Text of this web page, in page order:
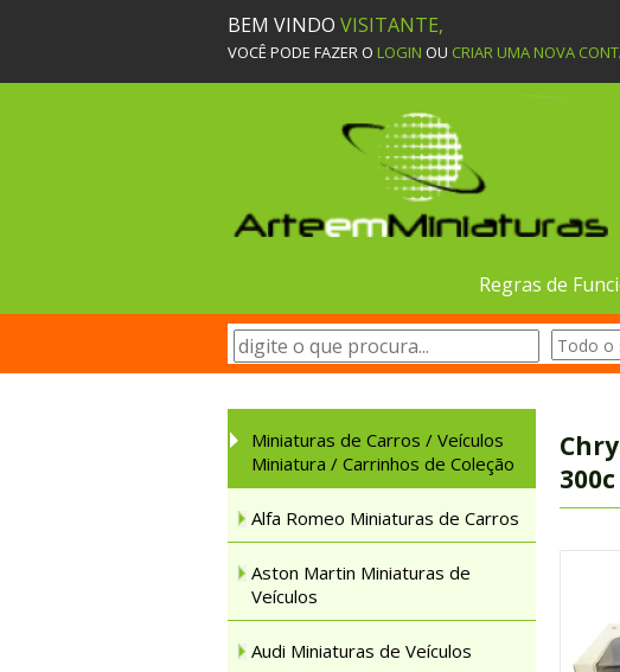
BEM VINDO VISITANTE,
VOCÊ PODE FAZER O LOGIN OU CRIAR UMA NOVA
Regras de
Miniaturas de Carros / Veículos
Miniatura / Carrinhos de Coleção
Alfa Romeo Miniaturas de Carros
Aston Martin Miniaturas de
Veículos
Audi Miniaturas de Veículos
300c